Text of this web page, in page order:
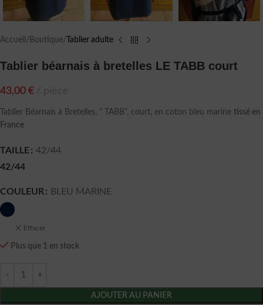
Accueil Boutique Tablier adulte
Tablier béarnais à bretelles LE TABB court
43,00 €
Tablier Béarnais à Bretelles, “ TABB”, court, en coton bleu marine tissé en
France
TAILLE
42/44
42/44
COULEUR BLEU MARINE
Effacer
Plus que 1 en stock
AJOUTER AU PANIER